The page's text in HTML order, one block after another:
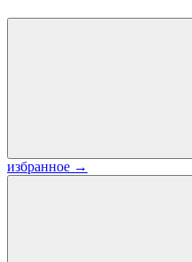
избранное →